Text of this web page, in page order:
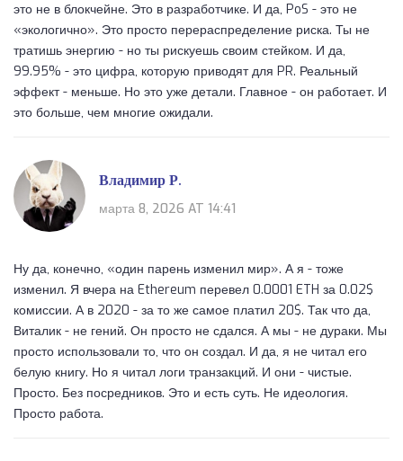
это не в блокчейне. Это в разработчике. И да, PoS - это не
«экологично». Это просто перераспределение риска. Ты не
тратишь энергию - но ты рискуешь своим стейком. И да,
99.95% - это цифра, которую приводят для PR. Реальный
эффект - меньше. Но это уже детали. Главное - он работает. И
это больше, чем многие ожидали.
Владимир Р.
марта 8, 2026 AT 14:41
Ну да, конечно, «один парень изменил мир». А я - тоже
изменил. Я вчера на Ethereum перевел 0.0001 ETH за 0.02$
комиссии. А в 2020 - за то же самое платил 20$. Так что да,
Виталик - не гений. Он просто не сдался. А мы - не дураки. Мы
просто использовали то, что он создал. И да, я не читал его
белую книгу. Но я читал логи транзакций. И они - чистые.
Просто. Без посредников. Это и есть суть. Не идеология.
Просто работа.